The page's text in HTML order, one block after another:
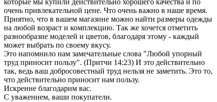
которые мы купили действительно хорошего качества и по
очень привлекательной цене. Что очень важно в наше время.
Приятно, что в вашем магазине можно найти размеры одежды
на любой возраст и комплекцию. Так же хочется отметить
разнообразие моделей и цветов, благодаря этому - каждый
может выбрать по своему вкусу.
Это напомнило нам замечательные слова "Любой упорный
труд приносит пользу". (Притчи 14:23) И это действительно
так, ведь ваш добросовестный труд нельзя не заметить. Это то,
что действительно приносит нам пользу.
Искренне благодарим вас.
С уважением, ваши покупатели.